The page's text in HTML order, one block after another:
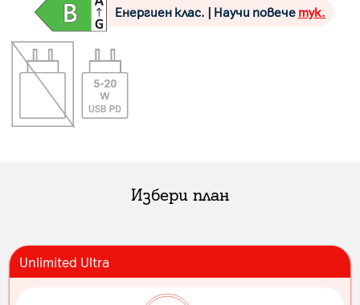
Енергиен клас. | Научи повече тук.
Избери план
Unlimited Ultra